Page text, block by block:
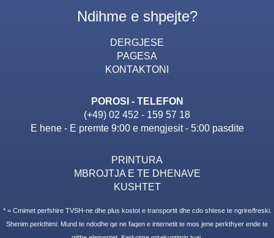
Ndihme e shpejte?
DERGJESE
PAGESA
KONTAKTONI
POROSI - TELEFON
(+49) 02 452 - 159 57 18
E hene - E premte 9:00 e mengjesit - 5:00 pasdite
PRINTURA
MBROJTJA E TE DHENAVE
KUSHTET
* = Cmimet perfshire TVSH-ne dhe plus kostot e transportit dhe cdo shtese te ngrire/freski.
Shenim perkthimi: Mund te ndodhe qe ne faqen e internetit te mos jene perkthyer ende te